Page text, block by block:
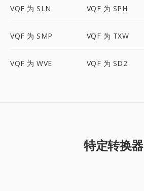
VQF 为 SLN VQF 为 SPH
VQF 为 SMP VQF 为 TXW
VQF 为 WVE VQF 为 SD2
特定转换器